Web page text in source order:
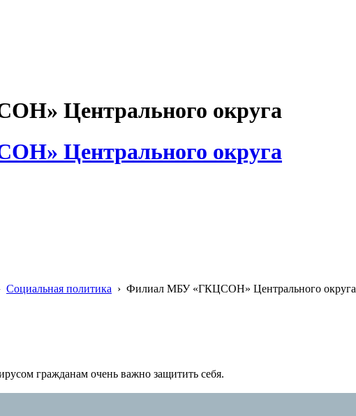
Центрального округа
Центрального округа
Социальная политика › Филиал МБУ «ГКЦСОН» Центрального округа
гражданам очень важно защитить себя.